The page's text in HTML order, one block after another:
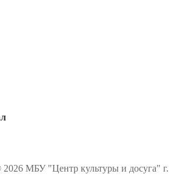
2026 МБУ "Центр культуры и досуга" г.